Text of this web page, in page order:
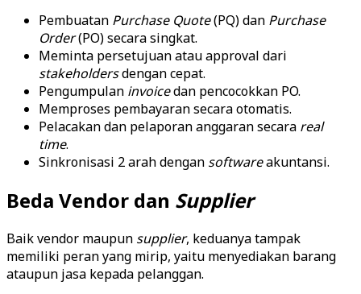
Pembuatan Purchase Quote(PQ) dan Purchase
Order(PO) secara singkat.
Meminta persetujuan atau approval dari
stakeholdersdengan cepat.
Pengumpulan invoicedan pencocokkan PO.
Memproses pembayaran secara otomatis.
Pelacakan dan pelaporan anggaran secara real
time.
Sinkronisasi 2 arah dengan softwareakuntansi.
Beda Vendor dan Supplier
Baik vendor maupun supplier, keduanya tampak
memiliki peran yang mirip, yaitu menyediakan barang
ataupun jasa kepada pelanggan.